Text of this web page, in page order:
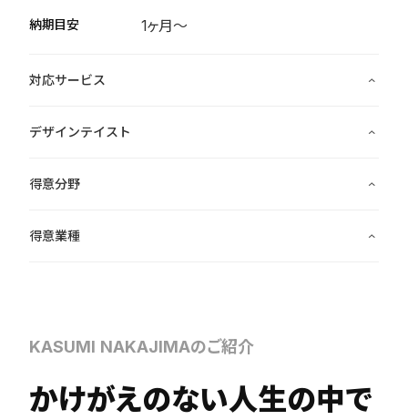
納期目安 1ヶ月〜
対応サービス
企画
ウェブサイト管理、運営
デザインテイスト
ナチュラル
得意分野
得意業種
教育
その他
KASUMI NAKAJIMAのご紹介
かけがえのない人生の中で